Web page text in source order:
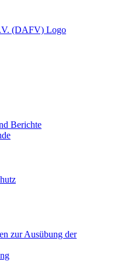
Berichte
zur Ausübung der